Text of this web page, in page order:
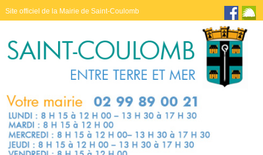
Site officiel de la Mairie de Saint-Coulomb